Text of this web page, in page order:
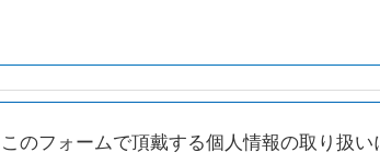
このフォームで頂戴する個人情報の取り扱い